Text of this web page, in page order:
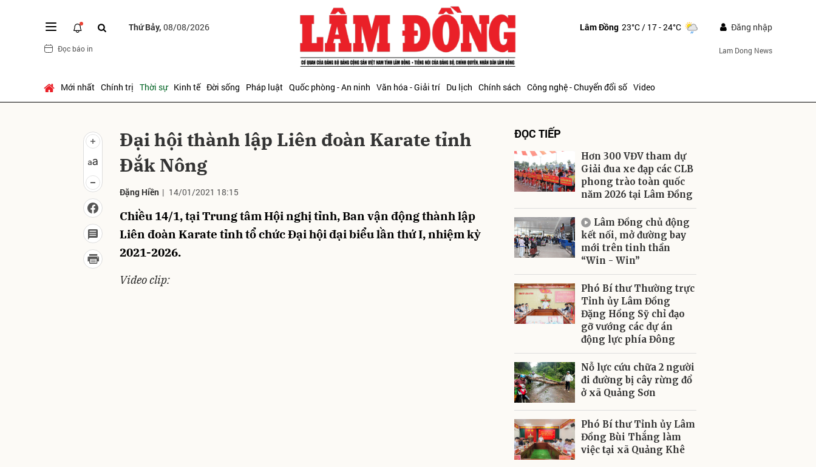
Thứ Bảy, 08/08/2026
Đọc báo in
Lâm Đồng 23°C/ 17 - 24°C Đăng nhập
Lam Dong News
Mới nhất Chính trị Thời sự Kinh tế Đời sống Pháp luật Quốc phòng - An ninh Văn hóa - Giải trí Du lịch Chính sách Công nghệ - Chuyển đổi số Video
Đại hội thành lập Liên đoàn Karate tỉnh
Đắk Nông
Đặng Hiền | 14/01/2021 18:15
Chiều 14/1, tại Trung tâm Hội nghị tỉnh, Ban vận động thành lập
Liên đoàn Karate tỉnh tổ chức Đại hội đại biểu lần thứ I, nhiệm kỳ
2021-2026.
Video clip:
ĐỌC TIẾP
Hơn 300 VĐV tham dự
Giải đua xe đạp các CLB
phong trào toàn quốc
năm 2026 tại Lâm Đồng
Lâm Đồng chủ động
kết nối, mở đường bay
mới trên tinh thần
“Win - Win”
Phó Bí thư Thường trực
Tỉnh ủy Lâm Đồng
Đặng Hồng Sỹ chỉ đạo
gỡ vướng các dự án
động lực phía Đông
Nỗ lực cứu chữa 2 người
đi đường bị cây rừng đổ
ở xã Quảng Sơn
Phó Bí thư Tỉnh ủy Lâm
Đồng Bùi Thắng làm
việc tại xã Quảng Khê
Gửi bình luận